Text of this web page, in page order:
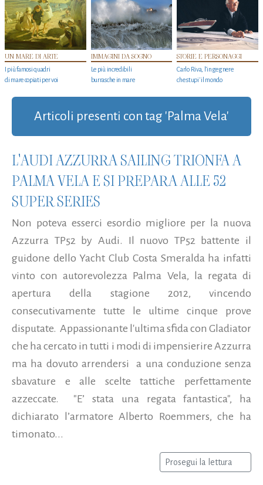
UN MARE DI ARTE
I più famosi quadri
di mare copiati per voi
IMMAGINI DA SOGNO
Le più incredibili
burrasche in mare
STORIE E PERSONAGGI
Carlo Riva, l’ingegnere
che stupi' il mondo
Articoli presenti con tag 'Palma Vela'
L'AUDI AZZURRA SAILING TRIONFA A
PALMA VELA E SI PREPARA ALLE 52
SUPER SERIES
Non poteva esserci esordio migliore per la nuova
Azzurra TP52 by Audi. Il nuovo TP52 battente il
guidone dello Yacht Club Costa Smeralda ha infatti
vinto con autorevolezza Palma Vela, la regata di
apertura della stagione 2012, vincendo
consecutivamente tutte le ultime cinque prove
disputate. Appassionante l'ultima sfida con Gladiator
che ha cercato in tutti i modi di impensierire Azzurra
ma ha dovuto arrendersi a una conduzione senza
sbavature e alle scelte tattiche perfettamente
azzeccate. "E’ stata una regata fantastica", ha
dichiarato l’armatore Alberto Roemmers, che ha
timonato...
Prosegui la lettura